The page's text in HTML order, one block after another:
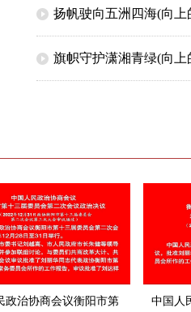
衡阳
扬帆驶向五洲四海(向上
旗帜守护潇湘青绿(向上
政治协商会议衡阳市第
中国人